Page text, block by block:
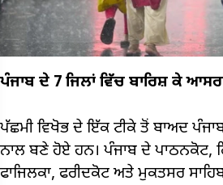
ਪੰਜਾਬ ਦੇ 7 ਜਿਲਾਂ ਵਿੱਚ ਬਾਰਿਸ਼ ਕੇ
ਪੱਛਮੀ ਵਿਖੋਭ ਦੇ ਇੱਕ ਟੀਕੇ ਤੋਂ ਬਾਅਦ
ਨਾਲ ਬਣੇ ਹੋਏ ਹਨ। ਪੰਜਾਬ ਦੇ ਪਾਠਨਕੋਟ,
ਫਾਜਿਲਕਾ, ਫਰੀਦਕੋਟ ਅਤੇ ਮੁਕਤਸਰ